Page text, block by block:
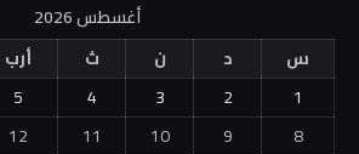
أغسطس 2026
س
د ن ث أرب
1
2
3
4
5
8
9
10
11
12